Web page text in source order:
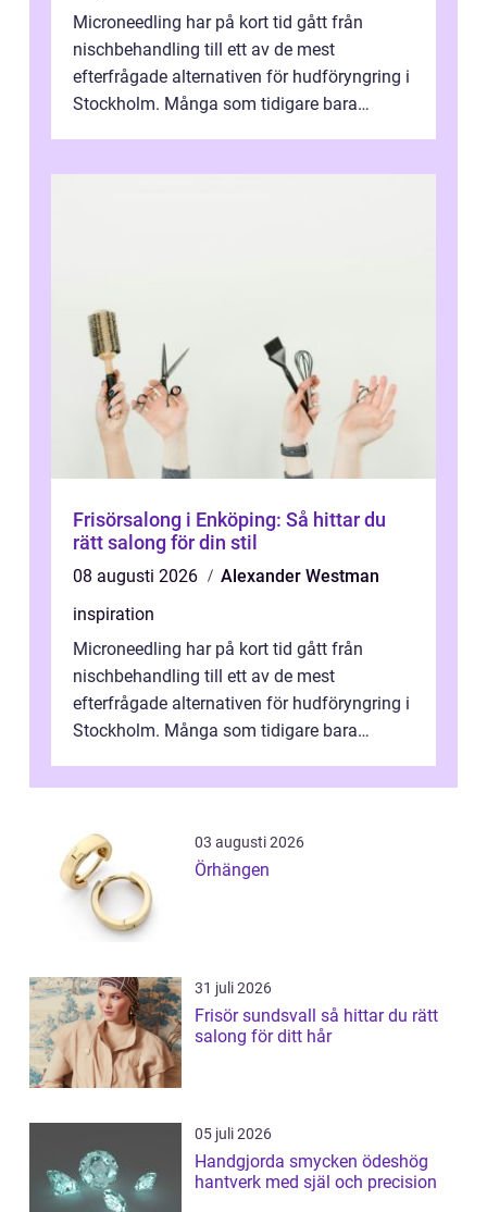
Microneedling har på kort tid gått från
nischbehandling till ett av de mest
efterfrågade alternativen för hudföryngring i
Stockholm. Många som tidigare bara
Frisörsalong i Enköping: Så hittar du
rätt salong för din stil
08 augusti 2026
Alexander Westman
inspiration
Microneedling har på kort tid gått från
nischbehandling till ett av de mest
efterfrågade alternativen för hudföryngring i
Stockholm. Många som tidigare bara
03 augusti 2026
Örhängen
31 juli 2026
Frisör sundsvall så hittar du rätt
salong för ditt hår
05 juli 2026
Handgjorda smycken ödeshög
hantverk med själ och precision